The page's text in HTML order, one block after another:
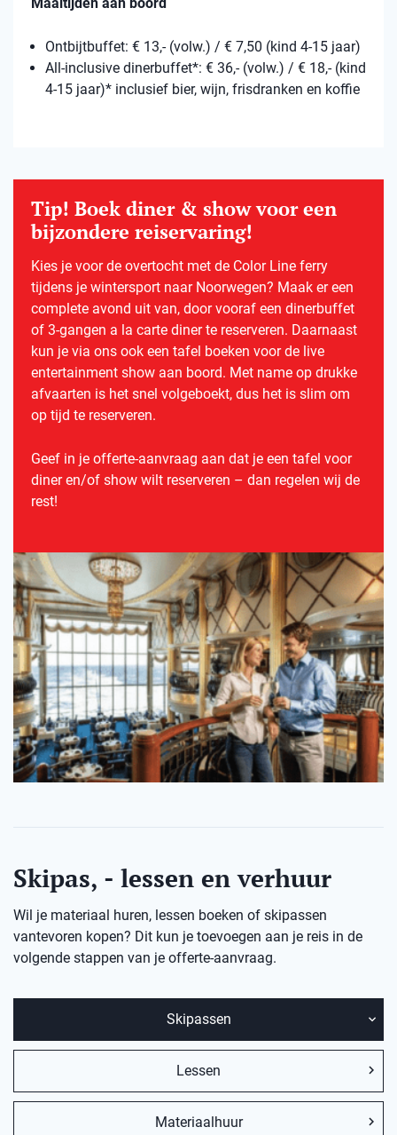
Ontbijtbuffet: € 13,- (volw.) / € 7,50 (kind 4-15 jaar)
All-inclusive dinerbuffet*: € 36,- (volw.) / € 18,- (kind
4-15 jaar)* inclusief bier, wijn, frisdranken en koffie
Tip! Boek diner & show voor een
bijzondere reiservaring!
Kies je voor de overtocht met de Color Line ferry
tijdens je wintersport naar Noorwegen? Maak er een
complete avond uit van, door vooraf een dinerbuffet
of 3-gangen a la carte diner te reserveren. Daarnaast
kun je via ons ook een tafel boeken voor de live
entertainment show aan boord. Met name op drukke
afvaarten is het snel volgeboekt, dus het is slim om
op tijd te reserveren.
Geef in je offerte-aanvraag aan dat je een tafel voor
diner en/of show wilt reserveren – dan regelen wij de
rest!
Skipas, - lessen en verhuur
Wil je materiaal huren, lessen boeken of skipassen
vantevoren kopen? Dit kun je toevoegen aan je reis in de
volgende stappen van je offerte-aanvraag.
Skipassen
Lessen
Materiaalhuur